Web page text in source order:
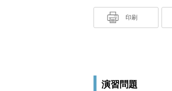
印刷
演習問題